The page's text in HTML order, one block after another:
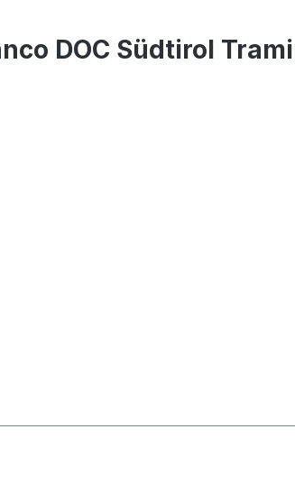
DOC Südtirol